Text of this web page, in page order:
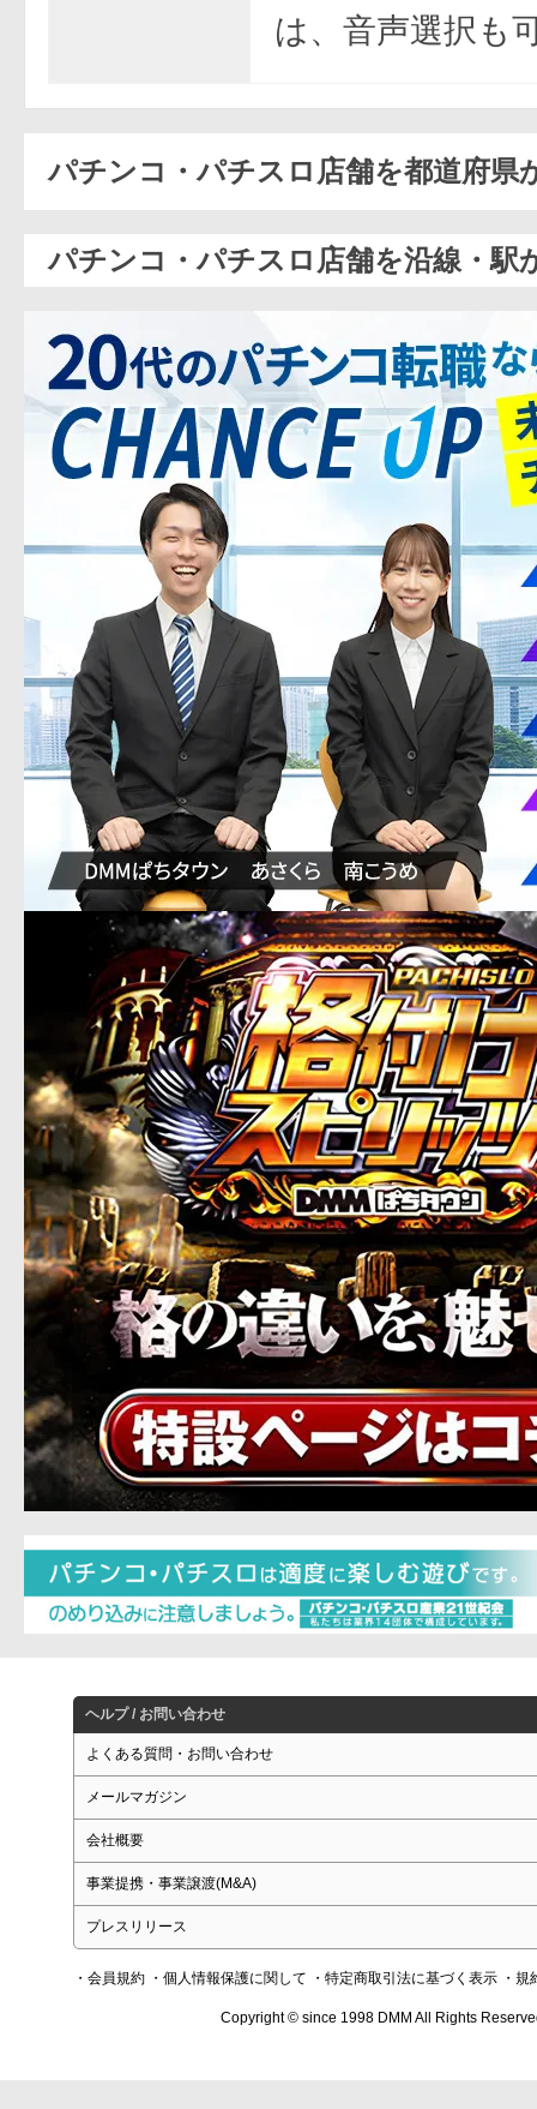
は、音声選択も
パチンコ・パチスロ店舗を都道府県
パチンコ・パチスロ店舗を沿線・駅
ヘルプ / お問い合わせ
よくある質問・お問い合わせ
メールマガジン
会社概要
事業提携・事業譲渡(M&A)
プレスリリース
・会員規約 ・個人情報保護に関して ・特定商取引法に基づく表示 ・規
Copyright © since 1998 DMM All Rights